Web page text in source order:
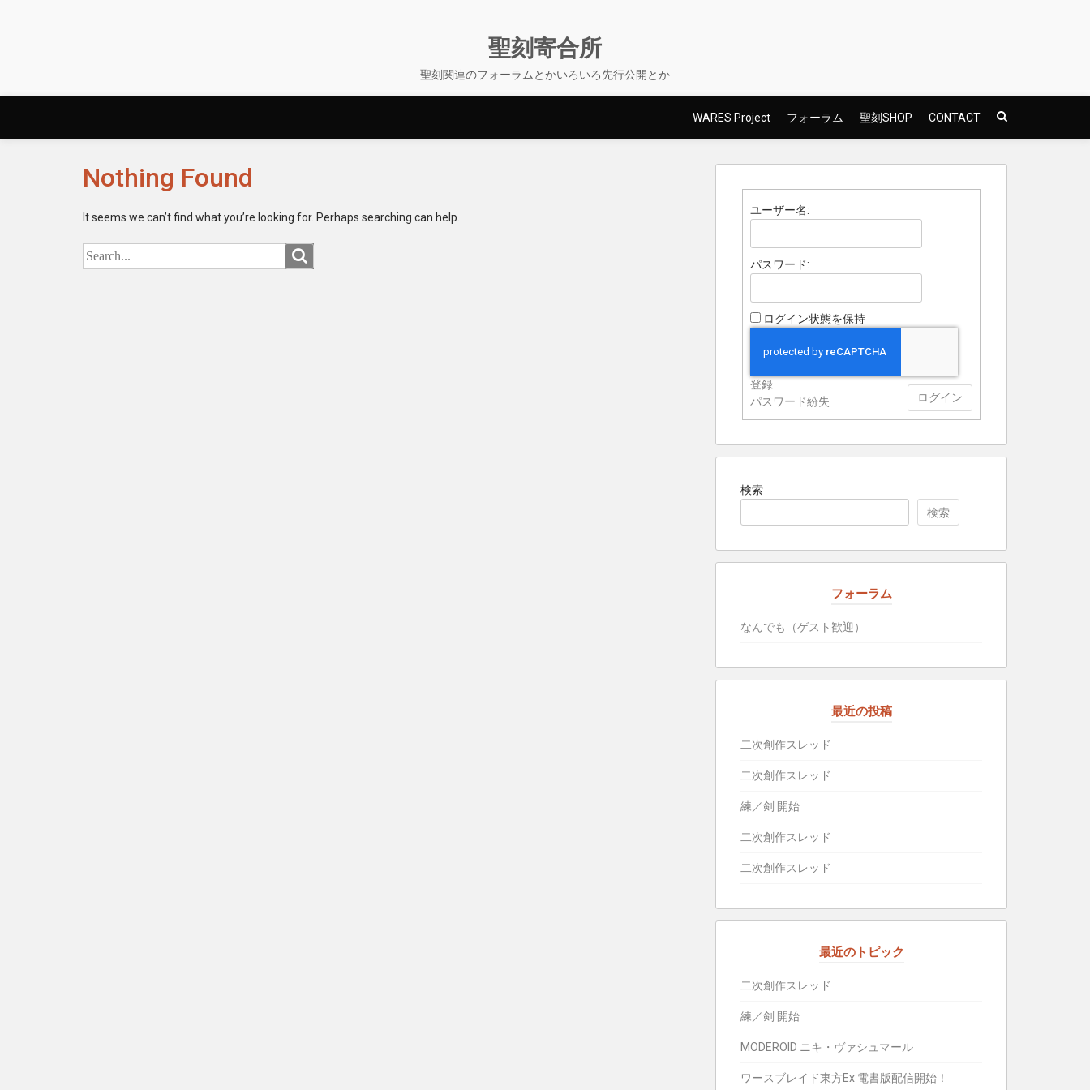
聖刻寄合所
聖刻関連のフォーラムとかいろいろ先行公開とか
WARES Project フォーラム 聖刻SHOP CONTACT
Nothing Found
It seems we can’t find what you’re looking for. Perhaps searching can help.
Search
for:
ユーザー名:
パスワード:
ログイン状態を保持
ログイン
登録
パスワード紛失
検索
検索
フォーラム
なんでも（ゲスト歓迎）
最近の投稿
二次創作スレッド
二次創作スレッド
練／剣 開始
二次創作スレッド
二次創作スレッド
最近のトピック
二次創作スレッド
練／剣 開始
MODEROID ニキ・ヴァシュマール
ワースブレイド東方Ex 電書版配信開始！